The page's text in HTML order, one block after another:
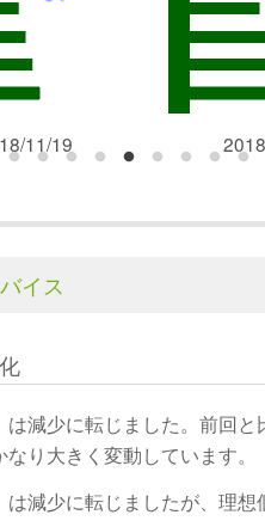
11/19
イス
は減少に転じました。前回
り大きく変動しています。
は減少に転じましたが、理